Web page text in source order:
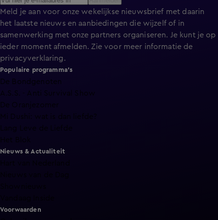
Meld je aan voor onze wekelijkse nieuwsbrief met daarin
het laatste nieuws en aanbiedingen die wijzelf of in
samenwerking met onze partners organiseren. Je kunt je op
ieder moment afmelden. Zie voor meer informatie de
privacyverklaring.
Populaire programma's
De Bondgenoten
A.S.S. - Anti Survival Show
De Oranjezomer
Mi Dushi: wat is dan liefde?
Lang Leve de Liefde
Het Blok
Nieuws & Actualiteit
Voorwaarden